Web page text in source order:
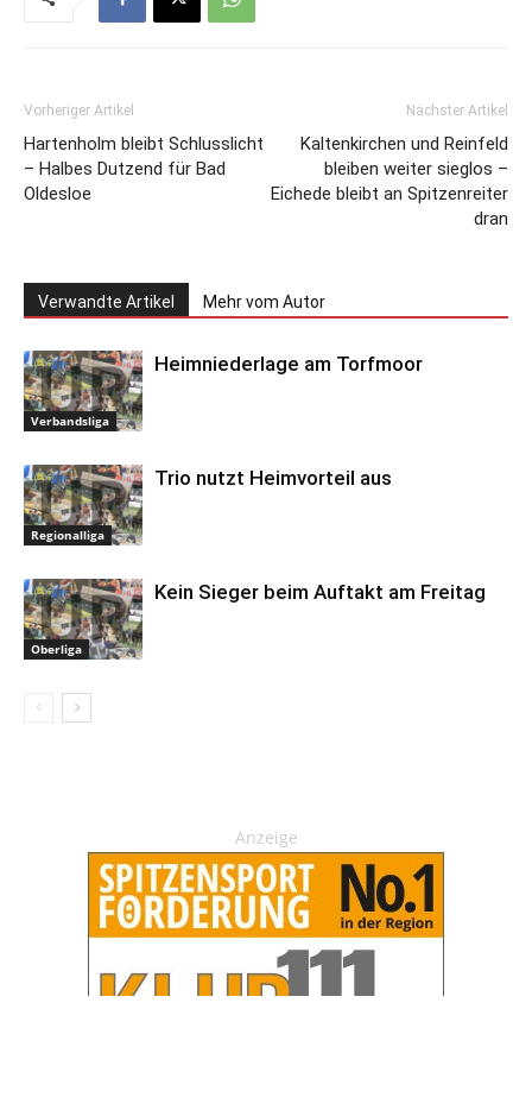
Vorheriger Artikel
Hartenholm bleibt Schlusslicht
– Halbes Dutzend für Bad
Oldesloe
Nächster Artikel
Kaltenkirchen und Reinfeld
bleiben weiter sieglos –
Eichede bleibt an Spitzenreiter
dran
Verwandte Artikel Mehr vom Autor
Verbandsliga
Heimniederlage am Torfmoor
Regionalliga
Trio nutzt Heimvorteil aus
Oberliga
Kein Sieger beim Auftakt am Freitag
Anzeige